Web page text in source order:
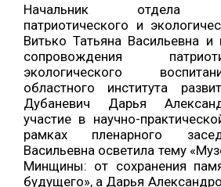
Начальник отдела
патриотического и
Витько Татьяна Васильевна и
сопровождения
экологического
областного института
Дубаневич Дарья
участие в научно-
рамках пленарного
Васильевна осветила тему
Минщины: от сохранения
будущего», а Дарья